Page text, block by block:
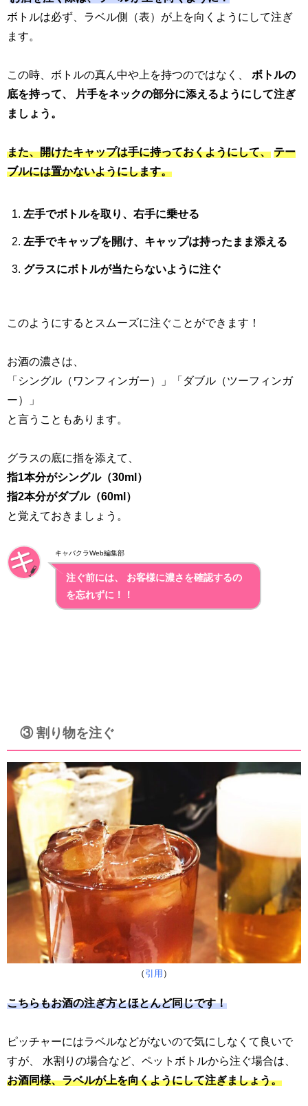
ボトルは必ず、ラベル側（表）が上を向くようにして注ぎ
ます。
この時、ボトルの真ん中や上を持つのではなく、 ボトルの
底を持って、
片手をネックの部分に添えるようにして注ぎ
ましょう。
また、開けたキャップは手に持っておくようにして、 テー
ブルには置かないようにします。
左手でボトルを取り、右手に乗せる
左手でキャップを開け、キャップは持ったまま添える
グラスにボトルが当たらないように注ぐ
このようにするとスムーズに注ぐことができます！
お酒の濃さは、
「シングル（ワンフィンガー）」「ダブル（ツーフィンガ
ー）」
と言うこともあります。
グラスの底に指を添えて、
指1本分がシングル（30ml）
指2本分がダブル（60ml）
と覚えておきましょう。
キャバクラWeb編集部
注ぐ前には、 お客様に濃さを確認するの
を忘れずに！！
③ 割り物を注ぐ
（ 引用 ）
こちらもお酒の注ぎ方とほとんど同じです！
ピッチャーにはラベルなどがないので気にしなくて良いで
すが、 水割りの場合など、ペットボトルから注ぐ場合は、
お酒同様、ラベルが上を向くようにして注ぎましょう。